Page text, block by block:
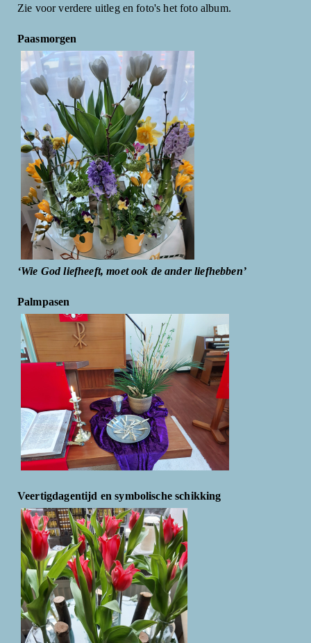
Zie voor verdere uitleg en foto's het foto album.
Paasmorgen
‘Wie God liefheeft, moet ook de ander liefhebben’
Palmpasen
Veertigdagentijd en symbolische schikking